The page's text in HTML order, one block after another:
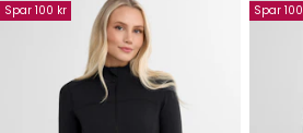
Spar 100 kr Spar